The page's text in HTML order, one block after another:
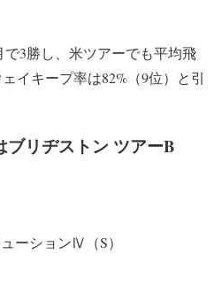
3勝し、米ツアーでも平均飛
イキープ率は82%（9位）と引
ブリヂストン ツアーB
ーションⅣ（S）